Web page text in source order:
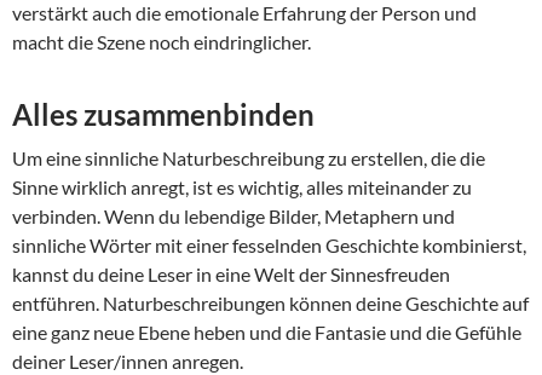
verstärkt auch die emotionale Erfahrung der Person und
macht die Szene noch eindringlicher.
Alles zusammenbinden
Um eine sinnliche Naturbeschreibung zu erstellen, die die
Sinne wirklich anregt, ist es wichtig, alles miteinander zu
verbinden. Wenn du lebendige Bilder, Metaphern und
sinnliche Wörter mit einer fesselnden Geschichte kombinierst,
kannst du deine Leser in eine Welt der Sinnesfreuden
entführen. Naturbeschreibungen können deine Geschichte auf
eine ganz neue Ebene heben und die Fantasie und die Gefühle
deiner Leser/innen anregen.